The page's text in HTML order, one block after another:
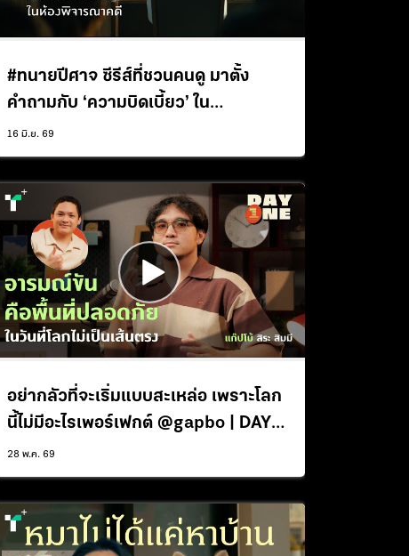
#ทนายปีศาจ ซีรีส์ที่ชวนคนดู มาตั้ง
คำถามกับ ‘ความบิดเบี้ยว’ ใน
กระบวนการยุติธรรม | Plus+
Interview
16 มิ.ย. 69
อย่ากลัวที่จะเริ่มแบบสะเหล่อ เพราะโลก
นี้ไม่มีอะไรเพอร์เฟกต์ @gapbo | DAY1
Podcast EP.2
28 พ.ค. 69